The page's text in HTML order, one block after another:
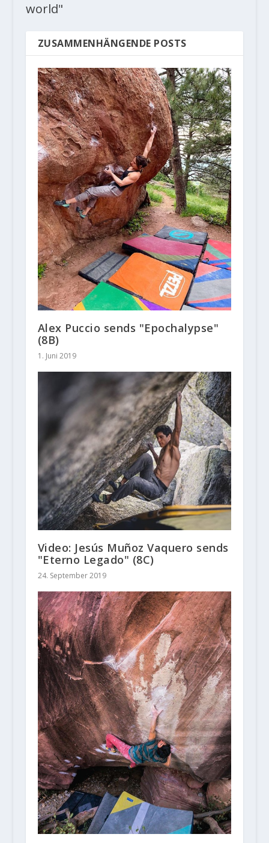
world"
ZUSAMMENHÄNGENDE POSTS
Alex Puccio sends "Epochalypse"
(8B)
1. Juni 2019
Video: Jesús Muñoz Vaquero sends
"Eterno Legado" (8C)
24. September 2019